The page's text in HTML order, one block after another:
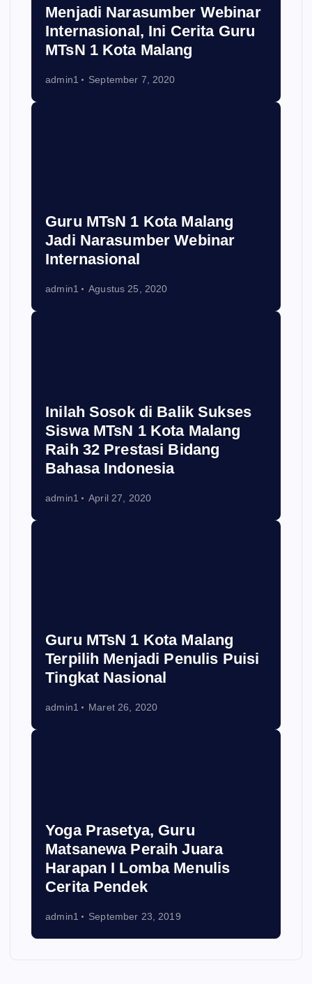
Menjadi Narasumber Webinar
Internasional, Ini Cerita Guru
MTsN 1 Kota Malang
admin1 September 7, 2020
Guru MTsN 1 Kota Malang
Jadi Narasumber Webinar
Internasional
admin1 Agustus 25, 2020
Inilah Sosok di Balik Sukses
Siswa MTsN 1 Kota Malang
Raih 32 Prestasi Bidang
Bahasa Indonesia
admin1 April 27, 2020
Guru MTsN 1 Kota Malang
Terpilih Menjadi Penulis Puisi
Tingkat Nasional
admin1 Maret 26, 2020
Yoga Prasetya, Guru
Matsanewa Peraih Juara
Harapan I Lomba Menulis
Cerita Pendek
admin1 September 23, 2019